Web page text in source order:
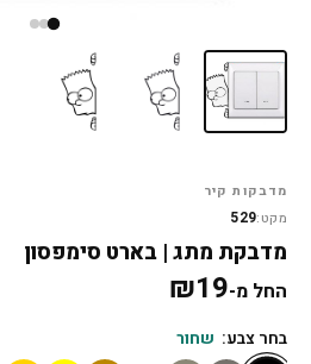
מדבקות קיר
מקט:529
מדבקת מתג | בארט סימפסון
החל מ- ₪19
בחר צבע: שחור